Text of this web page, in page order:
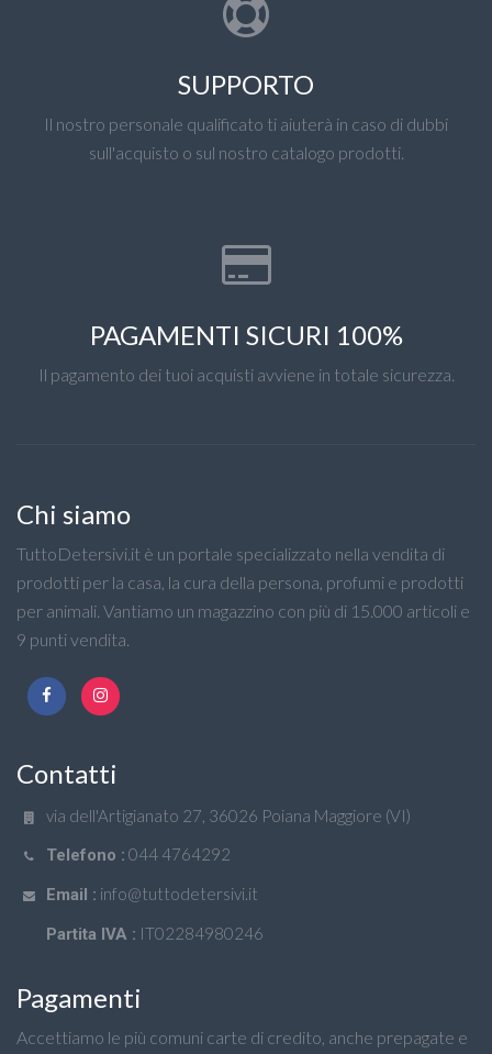
SUPPORTO
Il nostro personale qualificato ti aiuterà in caso di dubbi
sull'acquisto o sul nostro catalogo prodotti.
PAGAMENTI SICURI 100%
Il pagamento dei tuoi acquisti avviene in totale sicurezza.
Chi siamo
TuttoDetersivi.it è un portale specializzato nella vendita di
prodotti per la casa, la cura della persona, profumi e prodotti
per animali. Vantiamo un magazzino con più di 15.000 articoli e
9 punti vendita.
Contatti
via dell'Artigianato 27, 36026 Poiana Maggiore (VI)
Telefono : 044 4764292
Email : info@tuttodetersivi.it
Partita IVA : IT02284980246
Pagamenti
Accettiamo le più comuni carte di credito, anche prepagate e